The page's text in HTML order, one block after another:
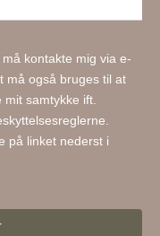
kontakte mig via e-
må også bruges til at
samtykke ift.
på linket nederst i